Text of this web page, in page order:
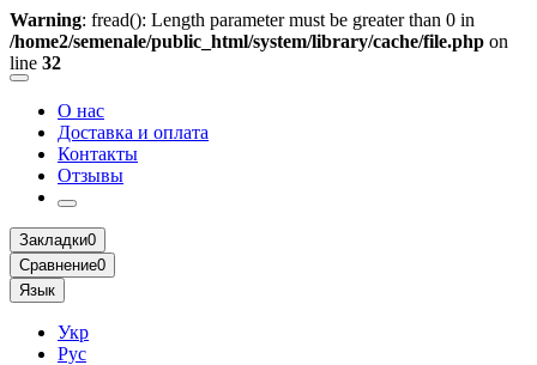
Warning: fread(): Length parameter must be greater than 0 in
/home2/semenale/public_html/system/library/cache/file.php on
line 32
О нас
Доставка и оплата
Контакты
Отзывы
Закладки0
Сравнение0
Язык
Укр
Рус